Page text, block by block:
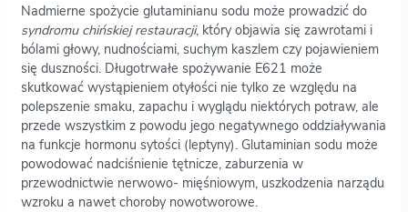
Nadmierne spożycie glutaminianu sodu może prowadzić do
syndromu chińskiej restauracji, który objawia się zawrotami i
bólami głowy, nudnościami, suchym kaszlem czy pojawieniem
się duszności. Długotrwałe spożywanie E621 może
skutkować wystąpieniem otyłości nie tylko ze względu na
polepszenie smaku, zapachu i wyglądu niektórych potraw, ale
przede wszystkim z powodu jego negatywnego oddziaływania
na funkcje hormonu sytości (leptyny). Glutaminian sodu może
powodować nadciśnienie tętnicze, zaburzenia w
przewodnictwie nerwowo- mięśniowym, uszkodzenia narządu
wzroku a nawet choroby nowotworowe.